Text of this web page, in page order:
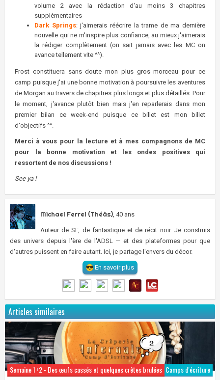
volume 2 avec la rédaction d'au moins 3 chapitres
supplémentaires
Dark Springs: j'aimerais réécrire la trame de ma dernière
nouvelle qui ne m'inspire plus confiance, au mieux j'aimerais
la rédiger complètement (on sait jamais avec les MC on
avance tellement vite ^^).
Frost constituera sans doute mon plus gros morceau pour ce
camp puisque j'ai une bonne motivation à poursuivre les aventures
de Morgan au travers de chapitres plus longs et plus détaillés. Pour
le moment, j'avance plutôt bien mais j'en reparlerais dans mon
premier bilan ce week-end puisque ce billet est mon billet
d'objectifs ^^.
Merci à vous pour la lecture et à mes compagnons de MC
pour la bonne motivation et les ondes positives qui
ressortent de nos discussions !
See ya !
Michael Ferrel (Théâs), 40 ans
Auteur de SF, de fantastique et de récit noir. Je construis
des univers depuis l'ère de l'ADSL — et des plateformes pour que
d'autres puissent en faire autant. Ici, je partage l'envers du décor.
En savoir plus
Articles similaires
Camps d'écriture
Semaine 1+2 - Des œufs cassés et quelques crêtes brulées